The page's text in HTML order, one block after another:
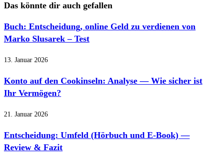
Das könnte dir auch gefallen
Buch: Entscheidung, online Geld zu verdienen von
Marko Slusarek – Test
13. Januar 2026
Konto auf den Cookinseln: Analyse — Wie sicher ist
Ihr Vermögen?
21. Januar 2026
Entscheidung: Umfeld (Hörbuch und E-Book) —
Review & Fazit